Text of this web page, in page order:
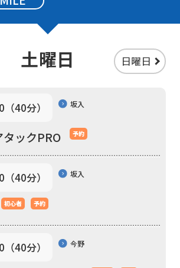
土曜日 日曜日
40分） 坂入
ックPRO 予約
40分） 坂入
初心者 予約
40分） 今野
Central
Sports
website
automatically
translated
into
Click
the
link